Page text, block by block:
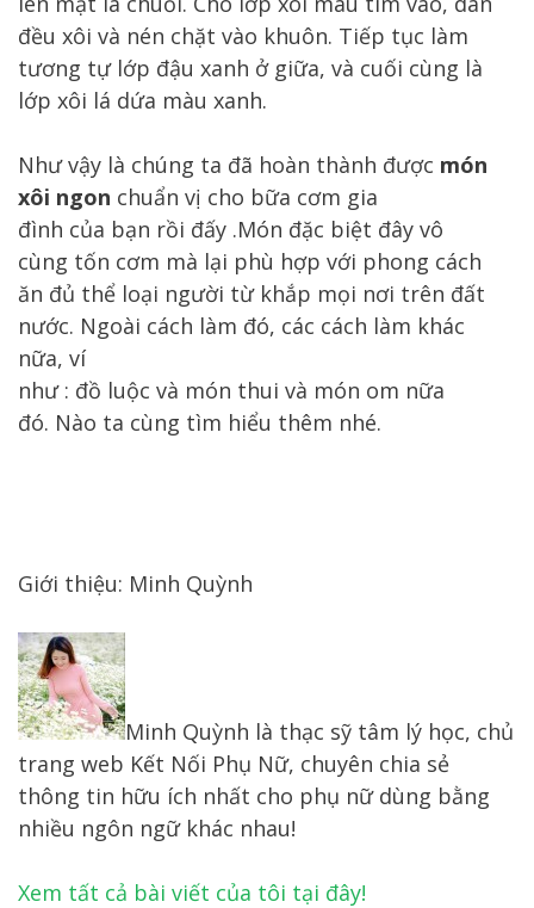
đều xôi và nén chặt vào khuôn. Tiếp tục làm
tương tự lớp đậu xanh ở giữa, và cuối cùng là
lớp xôi lá dứa màu xanh.
Như vậy là chúng ta đã hoàn thành được món
xôi ngon chuẩn vị cho bữa cơm gia
đình của bạn rồi đấy .Món đặc biệt đây vô
cùng tốn cơm mà lại phù hợp với phong cách
ăn đủ thể loại người từ khắp mọi nơi trên đất
nước. Ngoài cách làm đó, các cách làm khác
nữa, ví
như : đồ luộc và món thui và món om nữa
đó. Nào ta cùng tìm hiểu thêm nhé.
Giới thiệu: Minh Quỳnh
Minh Quỳnh là thạc sỹ tâm lý học, chủ
trang web Kết Nối Phụ Nữ, chuyên chia sẻ
thông tin hữu ích nhất cho phụ nữ dùng bằng
nhiều ngôn ngữ khác nhau!
Xem tất cả bài viết của tôi tại đây!